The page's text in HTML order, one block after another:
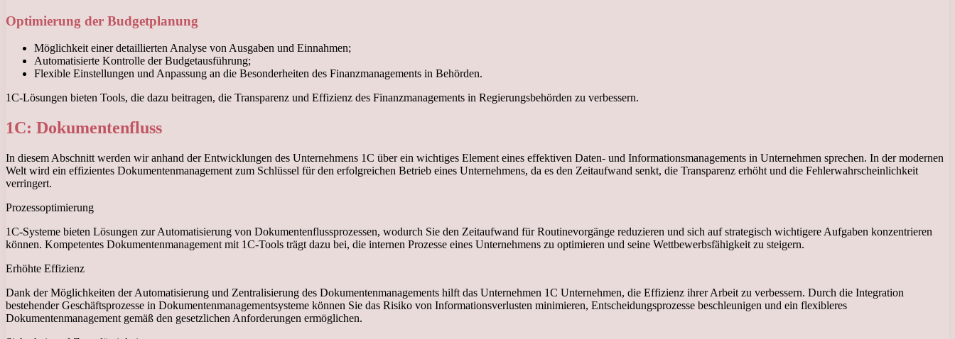
Optimierung der Budgetplanung
Möglichkeit einer detaillierten Analyse von Ausgaben und Einnahmen;
Automatisierte Kontrolle der Budgetausführung;
Flexible Einstellungen und Anpassung an die Besonderheiten des Finanzmanagements in Behörden.
1C-Lösungen bieten Tools, die dazu beitragen, die Transparenz und Effizienz des Finanzmanagements in Regierungsbehörden zu verbessern.
1C: Dokumentenfluss
In diesem Abschnitt werden wir anhand der Entwicklungen des Unternehmens 1C über ein wichtiges Element eines effektiven Daten- und Informationsmanagements in Unternehmen sprechen. In der modernen
Welt wird ein effizientes Dokumentenmanagement zum Schlüssel für den erfolgreichen Betrieb eines Unternehmens, da es den Zeitaufwand senkt, die Transparenz erhöht und die Fehlerwahrscheinlichkeit
verringert.
Prozessoptimierung
1C-Systeme bieten Lösungen zur Automatisierung von Dokumentenflussprozessen, wodurch Sie den Zeitaufwand für Routinevorgänge reduzieren und sich auf strategisch wichtigere Aufgaben konzentrieren
können. Kompetentes Dokumentenmanagement mit 1C-Tools trägt dazu bei, die internen Prozesse eines Unternehmens zu optimieren und seine Wettbewerbsfähigkeit zu steigern.
Erhöhte Effizienz
Dank der Möglichkeiten der Automatisierung und Zentralisierung des Dokumentenmanagements hilft das Unternehmen 1C Unternehmen, die Effizienz ihrer Arbeit zu verbessern. Durch die Integration
bestehender Geschäftsprozesse in Dokumentenmanagementsysteme können Sie das Risiko von Informationsverlusten minimieren, Entscheidungsprozesse beschleunigen und ein flexibleres
Dokumentenmanagement gemäß den gesetzlichen Anforderungen ermöglichen.